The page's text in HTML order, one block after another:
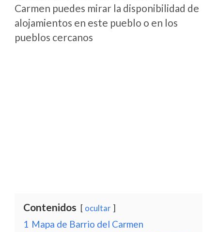
Carmen puedes mirar la disponibilidad de
alojamientos en este pueblo o en los
pueblos cercanos
Contenidos ocultar
1 Mapa de Barrio del Carmen